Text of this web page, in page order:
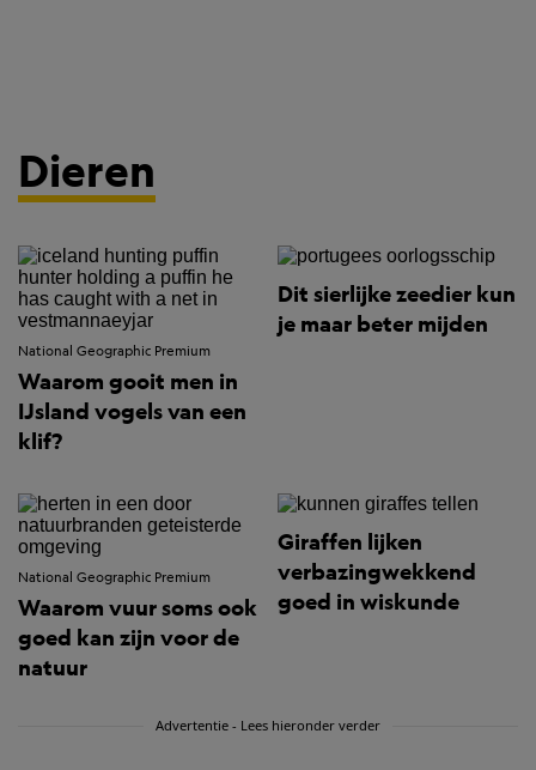
Dieren
National Geographic Premium
Waarom gooit men in
IJsland vogels van een
klif?
Dit sierlijke zeedier kun
je maar beter mijden
National Geographic Premium
Waarom vuur soms ook
goed kan zijn voor de
natuur
Giraffen lijken
verbazingwekkend
goed in wiskunde
Advertentie - Lees hieronder verder